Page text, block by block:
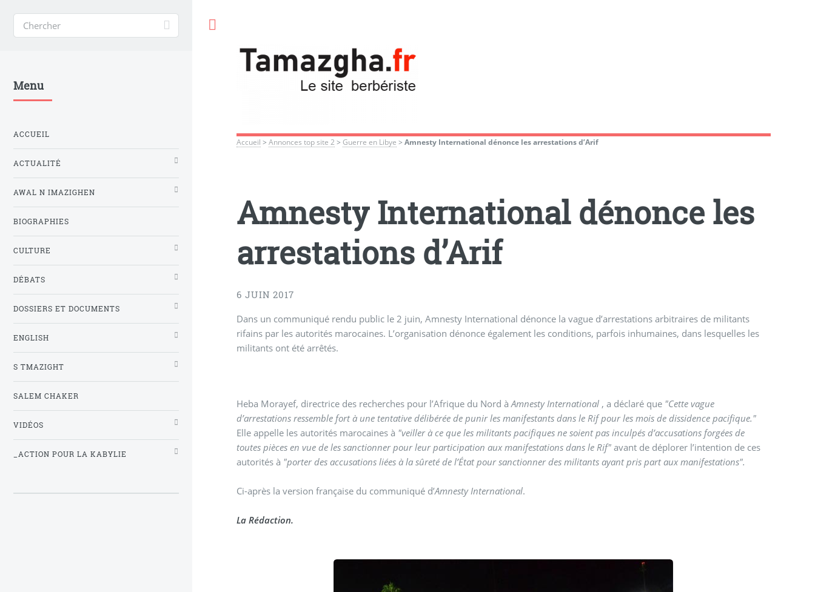
Accueil >Annonces top site 2 > Guerre en Libye >Amnesty International dénonce les arrestations d’Arif
Amnesty International dénonce les
arrestations d’Arif
6 JUIN 2017
Dans un communiqué rendu public le 2 juin, Amnesty International dénonce la vague d’arrestations arbitraires de militants
rifains par les autorités marocaines. L’organisation dénonce également les conditions, parfois inhumaines, dans lesquelles les
militants ont été arrêtés.
Heba Morayef, directrice des recherches pour l’Afrique du Nord àAmnesty International , a déclaré que "Cette vague
d’arrestations ressemble fort à une tentative délibérée de punir les manifestants dans le Rif pour les mois de dissidence pacifique."
Elle appelle les autorités marocaines à "veiller à ce que les militants pacifiques ne soient pas inculpés d’accusations forgées de
toutes pièces en vue de les sanctionner pour leur participation aux manifestations dans le Rif" avant de déplorer l’intention de ces
autorités à "porter des accusations liées à la sûreté de l’État pour sanctionner des militants ayant pris part aux manifestations".
Ci-après la version française du communiqué d’Amnesty International.
La Rédaction.
Menu
ACCUEIL
ACTUALITÉ
AWAL N IMAZIGHEN
BIOGRAPHIES
CULTURE
DÉBATS
DOSSIERS ET DOCUMENTS
ENGLISH
S TMAZIGHT
SALEM CHAKER
VIDÉOS
_ACTION POUR LA KABYLIE